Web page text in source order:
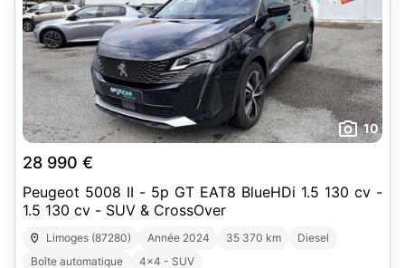
10
28 990 €
Peugeot 5008 II - 5p GT EAT8 BlueHDi 1.5 130 cv -
1.5 130 cv - SUV & CrossOver
Limoges (87280) Année 2024 35 370 km
Diesel
Boîte automatique
4x4 - SUV